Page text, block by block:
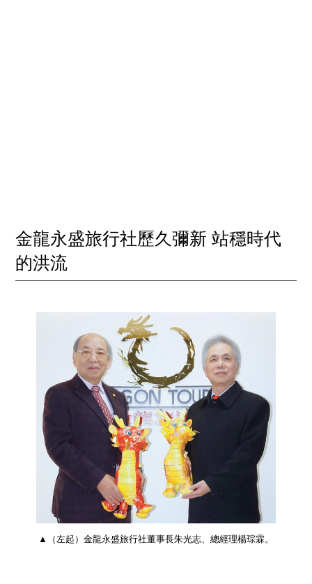
金龍永盛旅行社歷久彌新 站穩時代
的洪流
▲（左起）金龍永盛旅行社董事長朱光志、總經理楊琮霖。